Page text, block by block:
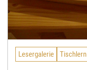
Lesergalerie Tischlern